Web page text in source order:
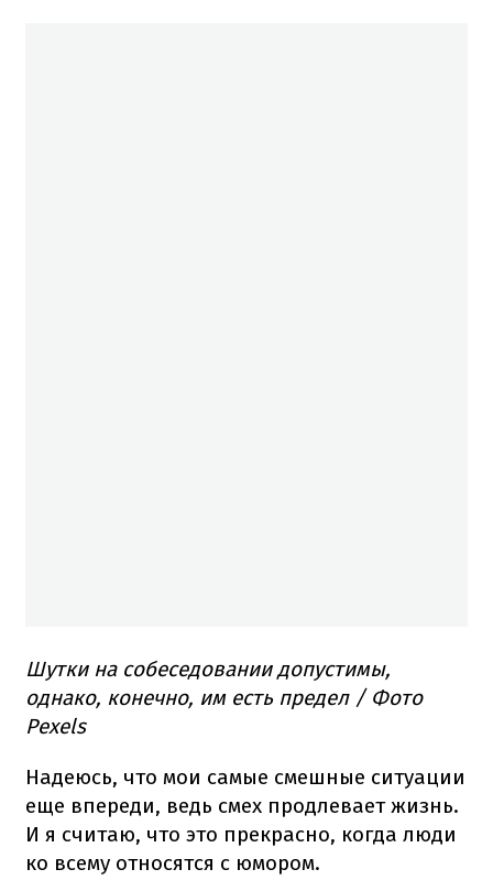
Шутки на собеседовании допустимы,
однако, конечно, им есть предел / Фото
Pexels
Надеюсь, что мои самые смешные ситуации
еще впереди, ведь смех продлевает жизнь.
И я считаю, что это прекрасно, когда люди
ко всему относятся с юмором.